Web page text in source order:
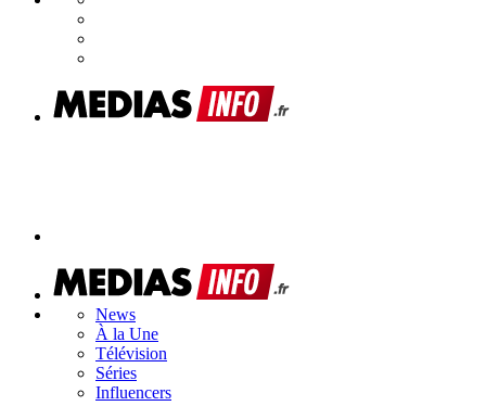
News
À la Une
Télévision
Séries
Influencers